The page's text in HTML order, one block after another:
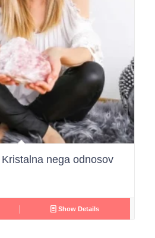
nega odnosov
Show Details